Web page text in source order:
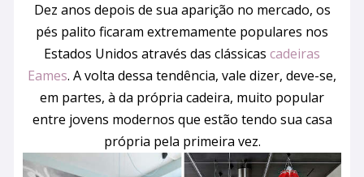
Dez anos depois de sua aparição no mercado, os
pés palito ficaram extremamente populares nos
Estados Unidos através das clássicas cadeiras
Eames. A volta dessa tendência, vale dizer, deve-se,
em partes, à da própria cadeira, muito popular
entre jovens modernos que estão tendo sua casa
própria pela primeira vez.